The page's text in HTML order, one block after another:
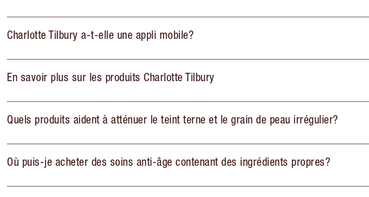
Charlotte Tilbury a-t-elle une appli mobile?
En savoir plus sur les produits Charlotte Tilbury
Quels produits aident à atténuer le teint terne et le grain de peau irrégulier?
Où puis-je acheter des soins anti-âge contenant des ingrédients propres?